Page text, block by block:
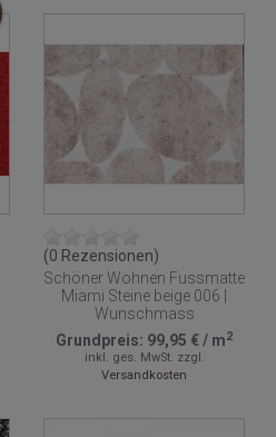
(0 Rezensionen)
Schöner Wohnen Fussmatte
Miami Steine beige 006 |
Wunschmass
Grundpreis: 99,95 €/ m2
inkl. ges. MwSt. zzgl.
Versandkosten